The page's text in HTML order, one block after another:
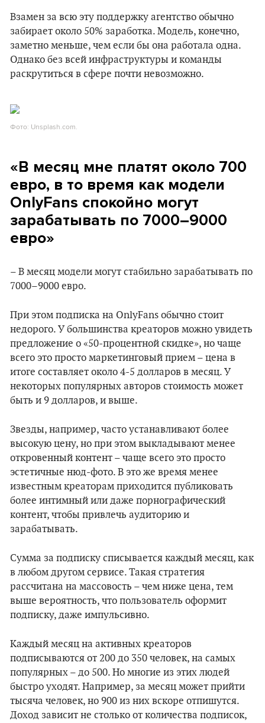
Взамен за всю эту поддержку агентство обычно
забирает около 50% заработка. Модель, конечно,
заметно меньше, чем если бы она работала одна.
Однако без всей инфраструктуры и команды
раскрутиться в сфере почти невозможно.
Фото: Unsplash.com.
«В месяц мне платят около 700
евро, в то время как модели
OnlyFans спокойно могут
зарабатывать по 7000–9000
евро»
– В месяц модели могут стабильно зарабатывать по
7000–9000 евро.
При этом подписка на OnlyFans обычно стоит
недорого. У большинства креаторов можно увидеть
предложение о «50-процентной скидке», но чаще
всего это просто маркетинговый прием – цена в
итоге составляет около 4-5 долларов в месяц. У
некоторых популярных авторов стоимость может
быть и 9 долларов, и выше.
Звезды, например, часто устанавливают более
высокую цену, но при этом выкладывают менее
откровенный контент – чаще всего это просто
эстетичные нюд-фото. В это же время менее
известным креаторам приходится публиковать
более интимный или даже порнографический
контент, чтобы привлечь аудиторию и
зарабатывать.
Сумма за подписку списывается каждый месяц, как
в любом другом сервисе. Такая стратегия
рассчитана на массовость – чем ниже цена, тем
выше вероятность, что пользователь оформит
подписку, даже импульсивно.
Каждый месяц на активных креаторов
подписываются от 200 до 350 человек, на самых
популярных – до 500. Но многие из этих людей
быстро уходят. Например, за месяц может прийти
тысяча человек, но 900 из них вскоре отпишутся.
Доход зависит не столько от количества подписок,